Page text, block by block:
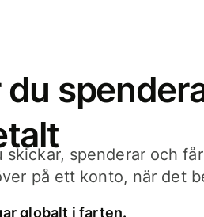
du
skickar, spenderar och
på ett konto, när det
globalt i farten.